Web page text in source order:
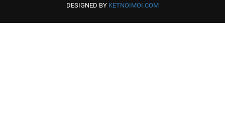
DESIGNED BY KETNOIMOI.COM